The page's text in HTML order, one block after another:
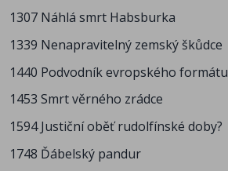
1307 Náhlá smrt Habsburka
1339 Nenapravitelný zemský škůdce
1440 Podvodník evropského formátu
1453 Smrt věrného zrádce
1594 Justiční oběť rudolfínské doby?
1748 Ďábelský pandur